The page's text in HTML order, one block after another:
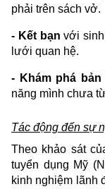
phải trên sách vở.
- Kết bạn với
lưới quan hệ.
- Khám phá bản
năng mình chưa
Tác động đến sự
Theo khảo sát
tuyển dụng Mỹ
kinh nghiệm lãnh